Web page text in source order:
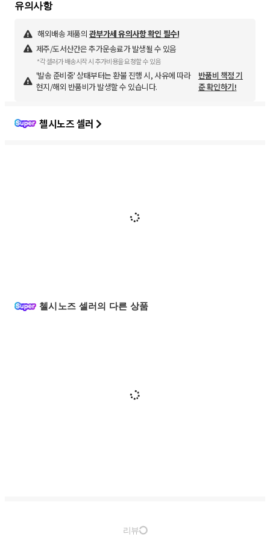
유의사항
해외배송 제품의 관부가세 유의사항 확인 필수!
제주/도서산간은 추가운송료가 발생될 수 있음
*각 셀러가 배송시작 시 추가비용을 요청할 수 있음
'발송 준비중' 상태부터는 환불 진행 시, 사유에 따라
현지/해외 반품비가 발생할 수 있습니다.
반품비 책정 기
준 확인하기!
첼시노즈 셀러
첼시노즈 셀러의 다른 상품
리뷰